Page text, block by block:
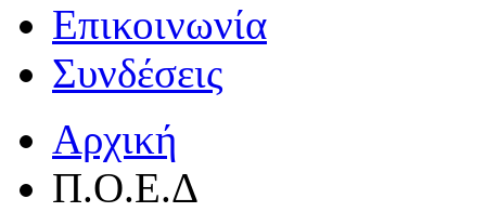
Επικοινωνία
Συνδέσεις
Αρχική
Π.Ο.Ε.Δ